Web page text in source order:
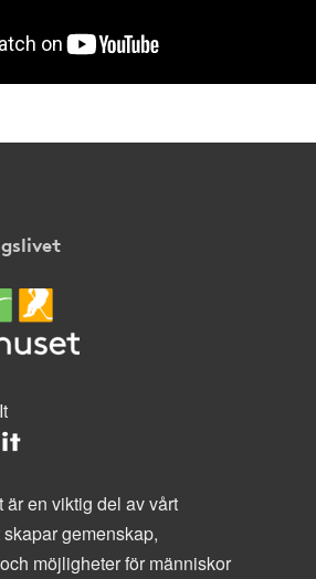
är en viktig del av vårt
gemenskap,
möjligheter för människor